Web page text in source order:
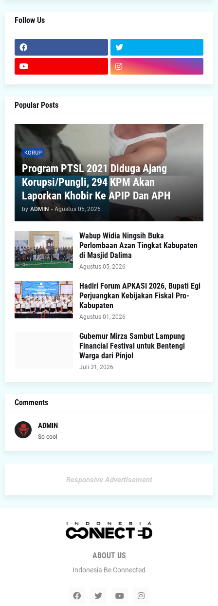
Follow Us
Popular Posts
KORUP
Program PTSL 2021 Diduga Ajang
Korupsi/Pungli, 294 KPM Akan
Laporkan Khobir Ke APIP Dan APH
by ADMIN - Agustus 05, 2026
Wabup Widia Ningsih Buka
Perlombaan Azan Tingkat Kabupaten
di Masjid Dalima
Agustus 05, 2026
Hadiri Forum APKASI 2026, Bupati Egi
Perjuangkan Kebijakan Fiskal Pro-
Kabupaten
Agustus 01, 2026
Gubernur Mirza Sambut Lampung
Financial Festival untuk Bentengi
Warga dari Pinjol
Juli 31, 2026
Comments
ADMIN
So cool
Responsive Advertisement
ABOUT US
Indonesia Be Connected